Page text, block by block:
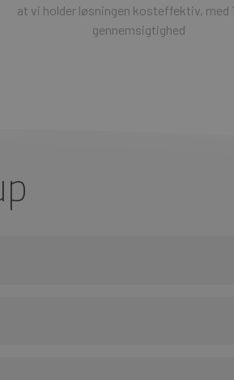
at vi holder løsningen kosteffektiv, med
gennemsigtighed
risikoen for permanent datatab.